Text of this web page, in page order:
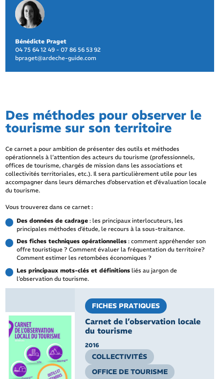
Bénédicte Praget
04 75 64 12 49 - 07 86 56 53 92
bpraget@ardeche-guide.com
Des méthodes pour observer le
tourisme sur son territoire
Ce carnet a pour ambition de présenter des outils et méthodes
opérationnels à l’attention des acteurs du tourisme (professionnels,
offices de tourisme, chargés de mission dans les associations et
collectivités territoriales, etc.). Il sera particulièrement utile pour les
accompagner dans leurs démarches d’observation et d’évaluation locale
du tourisme.
Vous trouverez dans ce carnet :
Des données de cadrage : les principaux interlocuteurs, les
principales méthodes d’étude, le recours à la sous-traitance.
Des fiches techniques opérationnelles : comment appréhender son
offre touristique ? Comment évaluer la fréquentation du territoire?
Comment estimer les retombées économiques ?
Les principaux mots-clés et définitions liés au jargon de
l’observation du tourisme.
FICHES PRATIQUES
Carnet de l’observation locale
du tourisme
2016
COLLECTIVITÉS
OFFICE DE TOURISME